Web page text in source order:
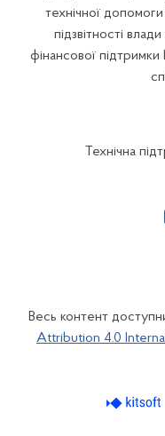
технічної
підзвітності
фінансової
Технічна
Весь контент
Attribution 4.0